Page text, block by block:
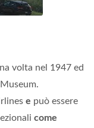
volta nel 1947 ed
e può essere
come